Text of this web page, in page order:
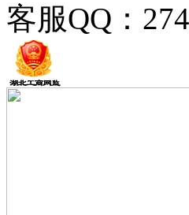
客服QQ：